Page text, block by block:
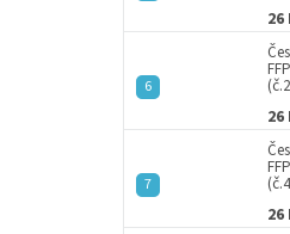
26
26
26